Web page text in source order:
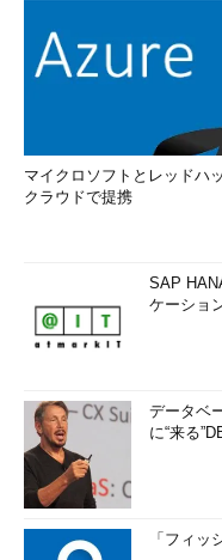
マイクロソフトとレッドハ
クラウドで提携
SAP
ケーショ
データベ
に“来る
「フィッ